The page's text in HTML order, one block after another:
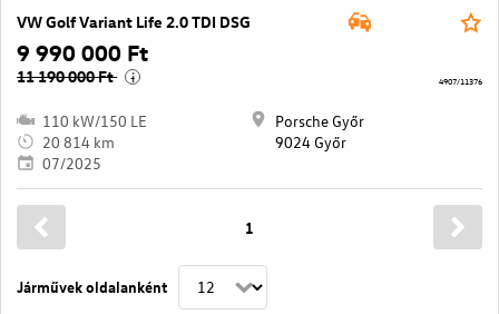
VW Golf Variant Life 2.0 TDI DSG
9 990 000 Ft
11 190 000 Ft i
110 kW/150 LE
20 814 km
07/2025
Porsche Győr
9024 Győr
4907/11376
Járművek oldalanként
1